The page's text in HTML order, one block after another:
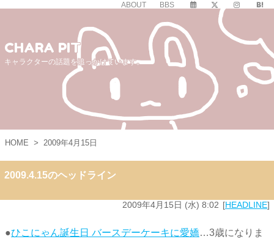
ABOUT BBS
CHARA PIT
キャラクターの話題を追っかけています。
HOME > 2009年4月15日
2009.4.15のヘッドライン
2009年4月15日 (水) 8:02 HEADLINE
●ひこにゃん誕生日 バースデーケーキに愛嬌…3歳になりま